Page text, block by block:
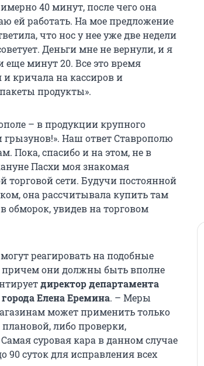
40 минут, после чего она
ей работать. На мое предложение
что нос у нее уже две недели
Деньги мне не вернули, и я
минут 20. Все это время
и кричала на кассиров и
продукты».
– в продукции крупного
Наш ответ Ставрополю
Пока, спасибо и на этом, не в
Пасхи моя знакомая
торговой сети. Будучи постоянной
она рассчитывала купить там
обморок, увидев на торговом
реагировать на подобные
причем они должны быть вполне
директор департамента
Елена Еремина. – Меры
может применить только
либо проверки,
суровая кара в данном случае
90 суток для исправления всех